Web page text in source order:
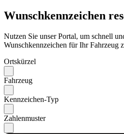
Wunschkennzeichen
Nutzen Sie unser Portal, um schnell
Wunschkennzeichen für Ihr Fahrzeug
Ortskürzel
Fahrzeug
Kennzeichen-Typ
Zahlenmuster